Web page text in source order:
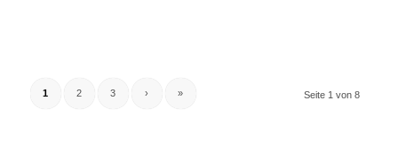
Seite 1 von 8
1 2 3 › »